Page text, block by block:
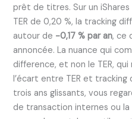
prêt de titres. Sur un
TER de 0,20 %, la tracking
autour de -0,17 % par an, ce
annoncée. La nuance qui
difference, et non le TER,
l’écart entre TER et tracking
trois ans glissants, vous
de transaction internes ou